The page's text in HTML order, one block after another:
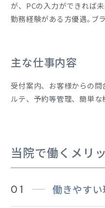
が、PCの入力ができれば
勤務経験がある方優遇｡ブ
主な仕事内容
受付案内、お客様からの
ルテ、予約等管理、簡単
当院で働くメリ
01 働きやすい